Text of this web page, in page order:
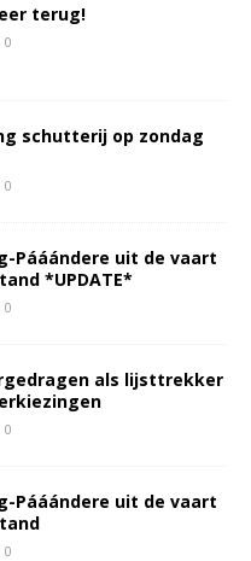
terug!
0
schutterij op zondag
0
Pááándere uit de vaart
*UPDATE*
0
als lijsttrekker
0
Pááándere uit de vaart
0